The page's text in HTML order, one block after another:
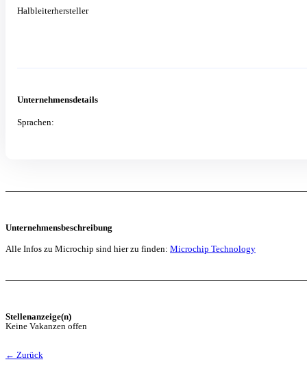
Halbleiterhersteller
Unternehmensdetails
Sprachen:
Unternehmensbeschreibung
Alle Infos zu Microchip sind hier zu finden: Microchip Technology
Stellenanzeige(n)
Keine Vakanzen offen
← Zurück